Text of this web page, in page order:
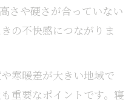
さや硬さが合っていない
の不快感につながりま
寒暖差が大きい地域で
重要なポイントです。寝